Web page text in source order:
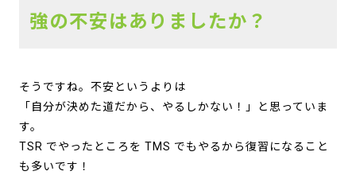
強の不安はありましたか？
そうですね。不安というよりは
「自分が決めた道だから、やるしかない！」と思っていま
す。
TSR でやったところを TMS でもやるから復習になること
も多いです！